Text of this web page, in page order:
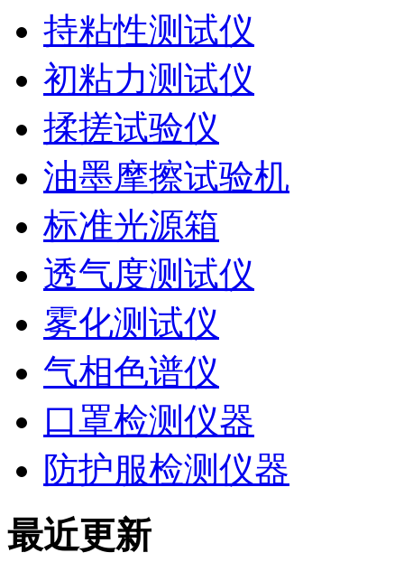
持粘性测试仪
初粘力测试仪
揉搓试验仪
油墨摩擦试验机
标准光源箱
透气度测试仪
雾化测试仪
气相色谱仪
口罩检测仪器
防护服检测仪器
最近更新